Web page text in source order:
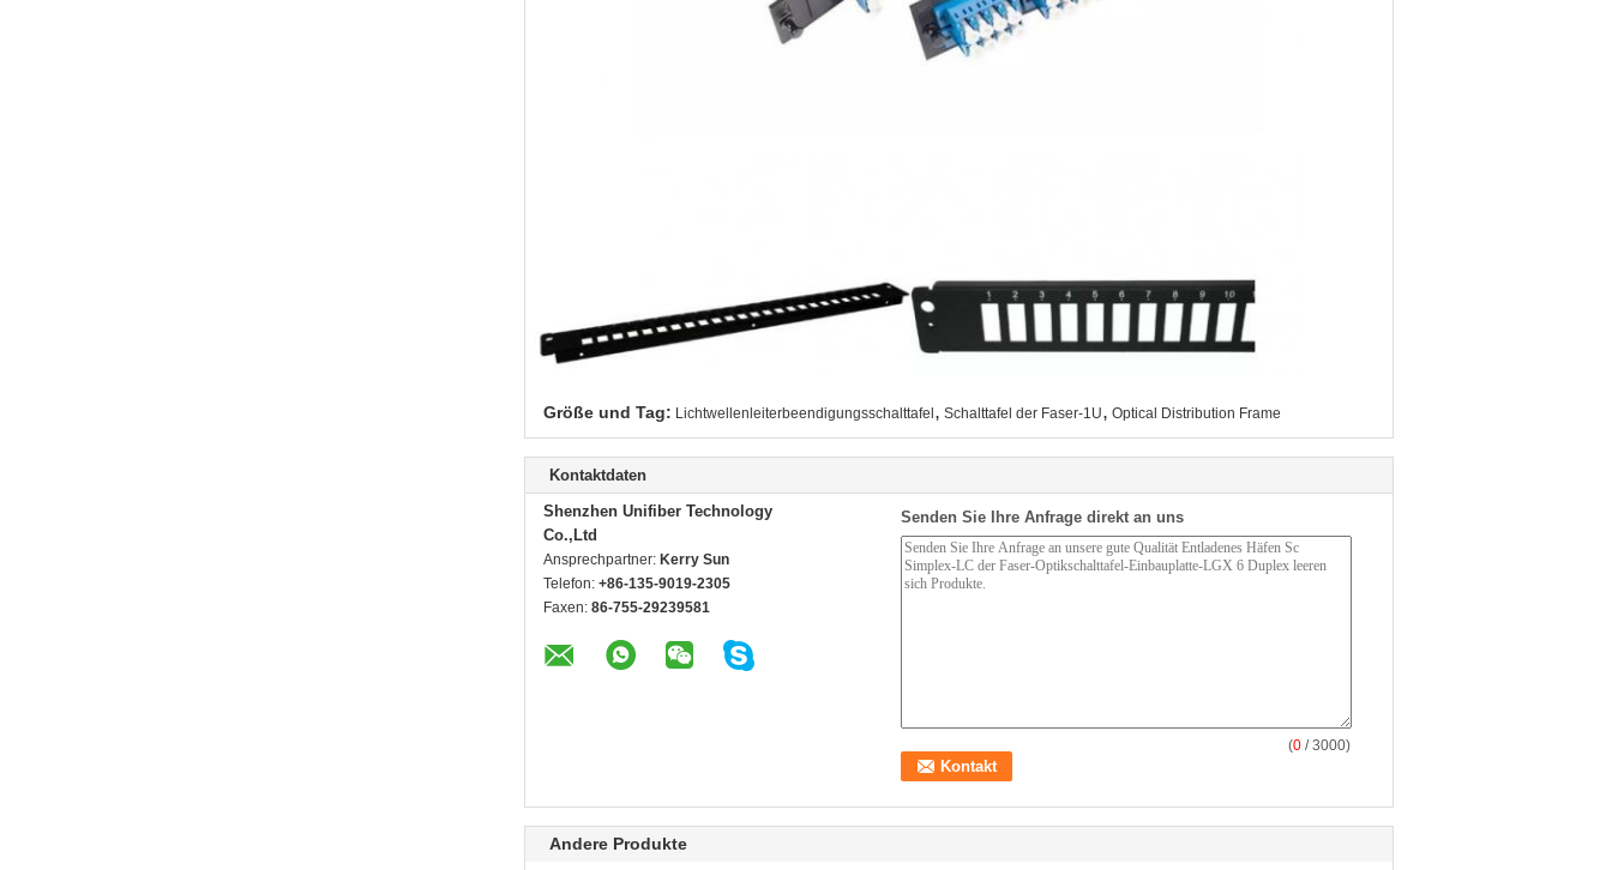
Größe und Tag: Lichtwellenleiterbeendigungsschalttafel , Schalttafel der Faser-1U, Optical Distribution Frame
Kontaktdaten
Shenzhen Unifiber Technology
Co.,Ltd
Ansprechpartner: Kerry Sun
Telefon: +86-135-9019-2305
Faxen: 86-755-29239581
Senden Sie Ihre Anfrage direkt an uns
(0 / 3000)
Andere Produkte